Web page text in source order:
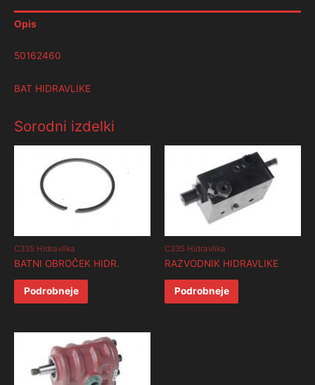
Opis
50162460
BAT HIDRAVLIKE
Sorodni izdelki
C335 Hidravlika
BATNI OBROČEK HIDR.
Podrobneje
C335 Hidravlika
RAZVODNIK HIDRAVLIKE
Podrobneje